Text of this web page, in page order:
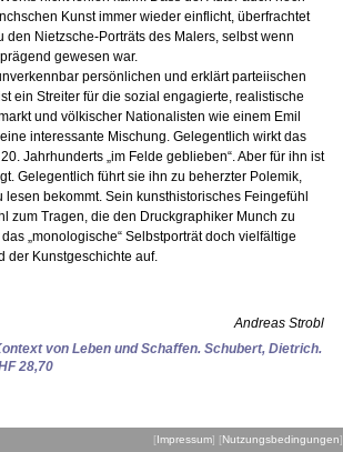
Kunst immer wieder einflicht, überfrachtet
Nietzsche-Porträts des Malers, selbst wenn
gewesen war.
persönlichen und erklärt parteiischen
ein Streiter für die sozial engagierte, realistische
und völkischer Nationalisten wie einem Emil
interessante Mischung. Gelegentlich wirkt das
Jahrhunderts „im Felde geblieben“. Aber für ihn ist
Gelegentlich führt sie ihn zu beherzter Polemik,
bekommt. Sein kunsthistorisches Feingefühl
zum Tragen, die den Druckgraphiker Munch zu
„monologische“ Selbstporträt doch vielfältige
der Kunstgeschichte auf.
Andreas Strobl
von Leben und Schaffen. Schubert, Dietrich.
28,70
[Impressum] [Nutzungsbedingungen]